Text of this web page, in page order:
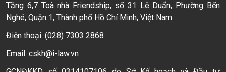
Tầng 6,7 Toà nhà Friendship, số 31 Lê Duẩn, Phường Bến
Nghé, Quận 1, Thành phố Hồ Chí Minh, Việt Nam
Điện thoại: (028) 7303 2868
Email: cskh@i-law.vn